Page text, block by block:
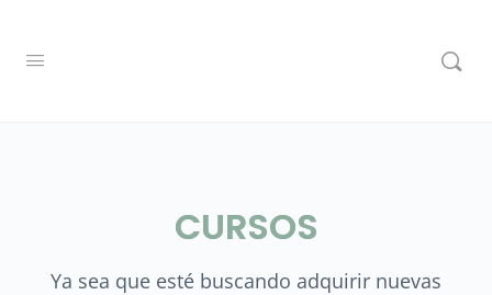
CURSOS
Ya sea que esté buscando adquirir nuevas